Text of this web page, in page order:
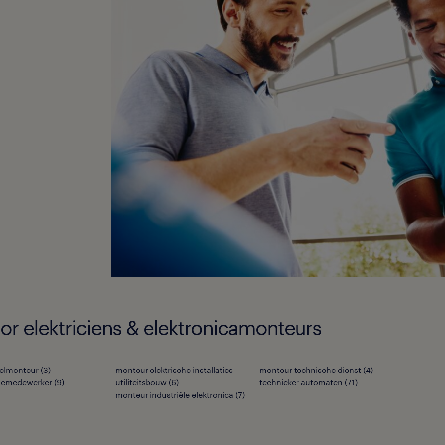
elektriciens & elektronicamonteurs
(3)
(9)
monteur elektrische installaties
utiliteitsbouw (6)
monteur industriële elektronica (7)
monteur technische dienst (4)
technieker automaten (71)